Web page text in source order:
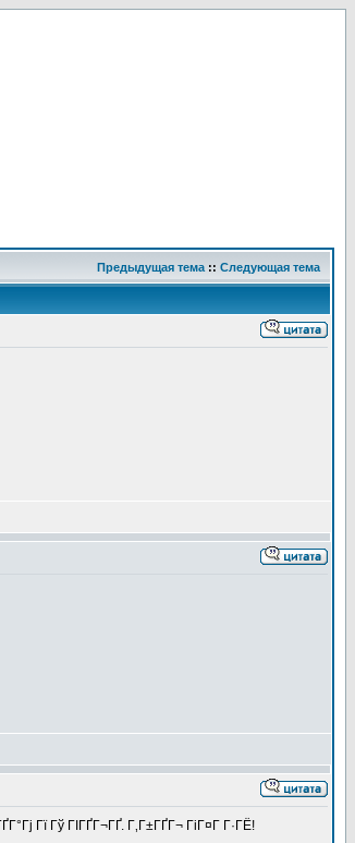
Предыдущая тема :: Следующая тема
Гї Гў ГІГҐГ¬ГҐ. Г‚Г±ГҐГ¬ ГіГ¤Г Г·ГЁ!